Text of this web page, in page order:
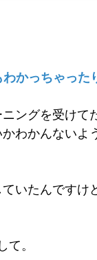
かっちゃった
ングを受けて
わかんないよ
いたんですけ
。